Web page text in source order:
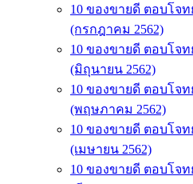
10 ของขายดี ตอบโจ
(กรกฎาคม 2562)
10 ของขายดี ตอบโจ
(มิถุนายน 2562)
10 ของขายดี ตอบโจ
(พฤษภาคม 2562)
10 ของขายดี ตอบโจ
(เมษายน 2562)
10 ของขายดี ตอบโจ